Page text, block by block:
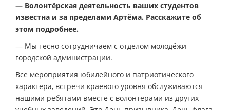
— Волонтёрская деятельность ваших студентов
известна и за пределами Артёма. Расскажите об
этом подробнее.
— Мы тесно сотрудничаем с отделом молодёжи
городской администрации.
Все мероприятия юбилейного и патриотического
характера, встречи краевого уровня обслуживаются
нашими ребятами вместе с волонтёрами из других